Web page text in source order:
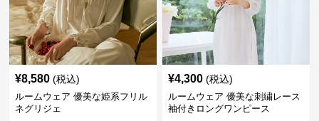
¥8,580 (税込)
ルームウェア 優美な姫系フリル
ネグリジェ
¥4,300 (税込)
ルームウェア 優美な刺繍レース
袖付きロングワンピース